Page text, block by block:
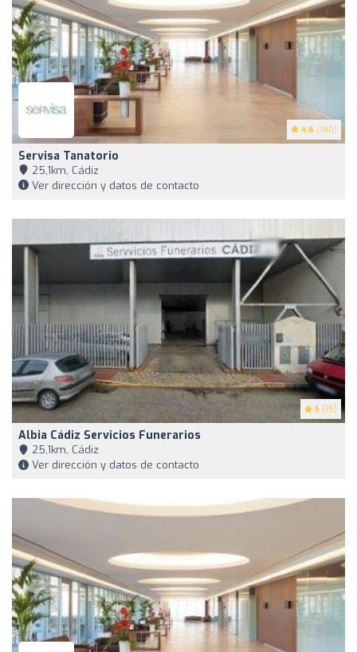
4.6 (180)
Servisa Tanatorio
25,1km, Cádiz
Ver dirección y datos de contacto
5 (15)
Albia Cádiz Servicios Funerarios
25,1km, Cádiz
Ver dirección y datos de contacto